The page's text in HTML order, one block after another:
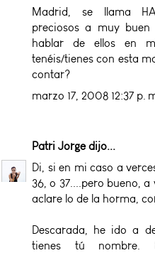
Madrid, se llama
preciosos a muy
hablar de ellos en
tenéis/tienes con esta
contar?
marzo 17, 2008 12:37 p.
Patri Jorgedijo...
Di, si en mi caso a
36, o 37....pero bueno,
aclare lo de la horma,
Descarada, he ido a
tienes tú nombre.